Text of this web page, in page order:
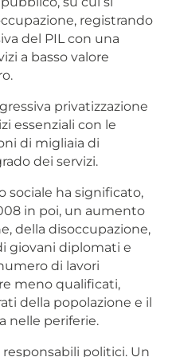
registrando
del PIL con una
a basso valore
privatizzazione
essenziali con le
di migliaia di
dei servizi.
sociale ha significato,
in poi, un aumento
della disoccupazione,
giovani diplomati e
di lavori
meno qualificati,
della popolazione e il
nelle periferie.
politici. Un